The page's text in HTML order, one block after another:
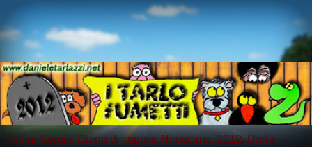
Arthur Serpis, Diario di coppia, Hiroscima, 2012, Darla